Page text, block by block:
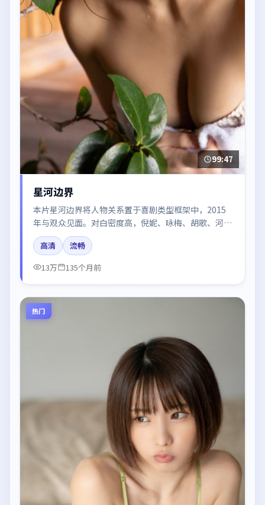
99:47
星河边界
本片星河边界将人物关系置于喜剧类型框架中，2015
年与观众见面。对白密度高，倪妮、咏梅、胡歌、河正
宇、周迅的台词节奏值得关注；整体气质偏中国香港都
市与冷色调摄影。
高清
流畅
13万
135个月前
热门